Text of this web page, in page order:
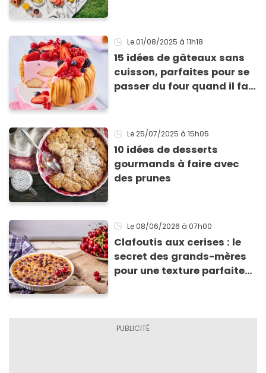
Le 01/08/2025 à 11h18
15 idées de gâteaux sans
cuisson, parfaites pour se
passer du four quand il fait
Le 25/07/2025 à 15h05
10 idées de desserts
gourmands à faire avec
des prunes
Le 08/06/2026 à 07h00
Clafoutis aux cerises : le
secret des grands-mères
pour une texture parfaite